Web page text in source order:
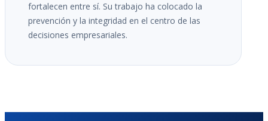
fortalecen entre sí. Su trabajo ha colocado la
prevención y la integridad en el centro de las
decisiones empresariales.